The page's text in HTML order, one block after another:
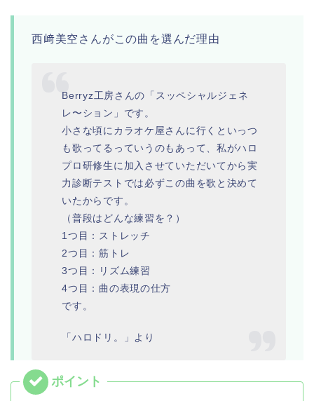
西﨑美空さんがこの曲を選んだ理由
Berryz工房さんの「スッペシャルジェネ
レ〜ション」です。
小さな頃にカラオケ屋さんに行くといっつ
も歌ってるっていうのもあって、私がハロ
プロ研修生に加入させていただいてから実
力診断テストでは必ずこの曲を歌と決めて
いたからです。
（普段はどんな練習を？）
1つ目：ストレッチ
2つ目：筋トレ
3つ目：リズム練習
4つ目：曲の表現の仕方
です。
「ハロドリ。」より